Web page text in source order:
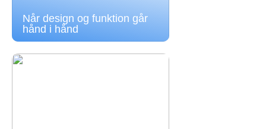
Når design og funktion går
hånd i hånd